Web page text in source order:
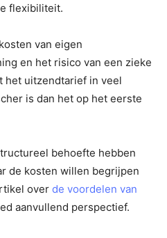
flexibiliteit.
van eigen
en het risico van een zieke
het uitzendtarief in veel
is dan het op het eerste
behoefte hebben
de kosten willen begrijpen
over de voordelen van
aanvullend perspectief.